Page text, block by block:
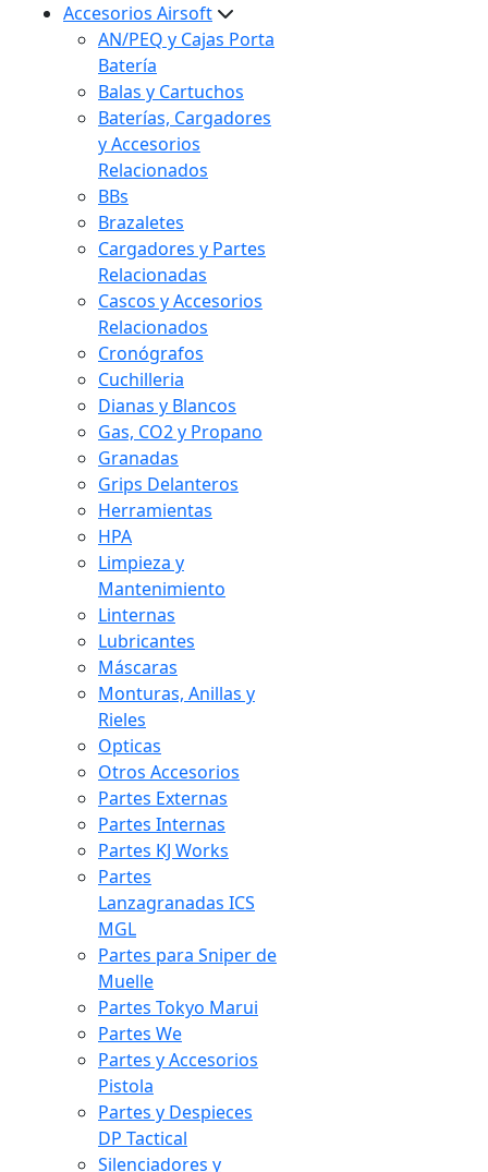
Accesorios Airsoft
AN/PEQ y Cajas Porta
Batería
Balas y Cartuchos
Baterías, Cargadores
y Accesorios
Relacionados
BBs
Brazaletes
Cargadores y Partes
Relacionadas
Cascos y Accesorios
Relacionados
Cronógrafos
Cuchilleria
Dianas y Blancos
Gas, CO2 y Propano
Granadas
Grips Delanteros
Herramientas
HPA
Limpieza y
Mantenimiento
Linternas
Lubricantes
Máscaras
Monturas, Anillas y
Rieles
Opticas
Otros Accesorios
Partes Externas
Partes Internas
Partes KJ Works
Partes
Lanzagranadas ICS
MGL
Partes para Sniper de
Muelle
Partes Tokyo Marui
Partes We
Partes y Accesorios
Pistola
Partes y Despieces
DP Tactical
Silenciadores y